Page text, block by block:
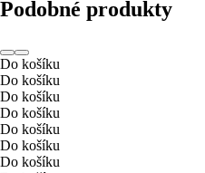
Podobné produkty
Do košíku
Do košíku
Do košíku
Do košíku
Do košíku
Do košíku
Do košíku